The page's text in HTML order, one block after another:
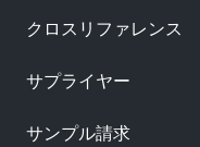
クロスリファレンス
サプライヤー
サンプル請求